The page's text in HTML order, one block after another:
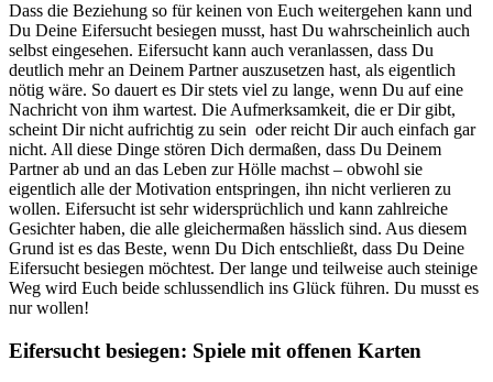
Dass die Beziehung so für keinen von Euch weitergehen kann und
Du Deine Eifersucht besiegen musst, hast Du wahrscheinlich auch
selbst eingesehen. Eifersucht kann auch veranlassen, dass Du
deutlich mehr an Deinem Partner auszusetzen hast, als eigentlich
nötig wäre. So dauert es Dir stets viel zu lange, wenn Du auf eine
Nachricht von ihm wartest. Die Aufmerksamkeit, die er Dir gibt,
scheint Dir nicht aufrichtig zu sein oder reicht Dir auch einfach gar
nicht. All diese Dinge stören Dich dermaßen, dass Du Deinem
Partner ab und an das Leben zur Hölle machst – obwohl sie
eigentlich alle der Motivation entspringen, ihn nicht verlieren zu
wollen. Eifersucht ist sehr widersprüchlich und kann zahlreiche
Gesichter haben, die alle gleichermaßen hässlich sind. Aus diesem
Grund ist es das Beste, wenn Du Dich entschließt, dass Du Deine
Eifersucht besiegen möchtest. Der lange und teilweise auch steinige
Weg wird Euch beide schlussendlich ins Glück führen. Du musst es
nur wollen!
Eifersucht besiegen: Spiele mit offenen Karten